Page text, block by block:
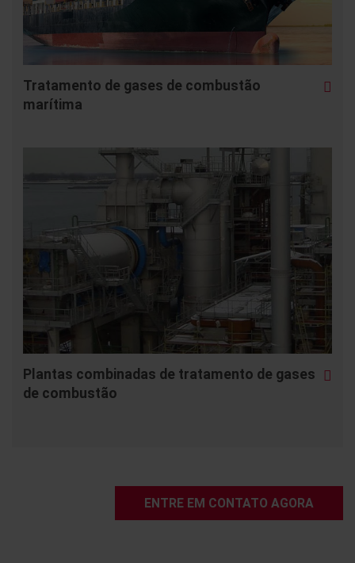
Tratamento de gases de combustão
marítima
Plantas combinadas de tratamento de gases
de combustão
ENTRE EM CONTATO AGORA